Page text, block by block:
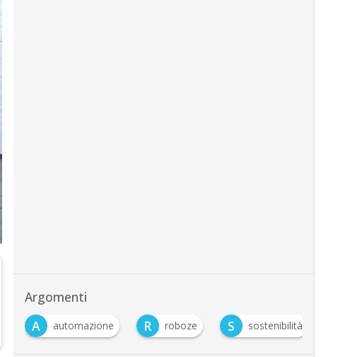
Argomenti
A automazione R roboze S sostenibilità